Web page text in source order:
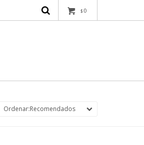
$0
Recomendados